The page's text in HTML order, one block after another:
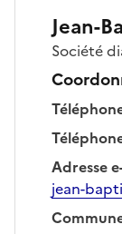
Jean-
Société
Adresse
jean-